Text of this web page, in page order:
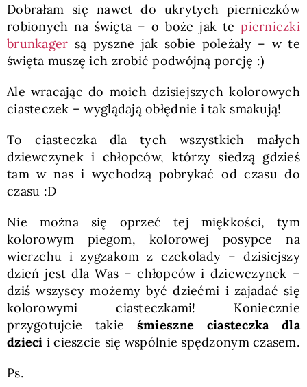
Dobrałam się nawet do ukrytych pierniczków
robionych na święta – o boże jak tepierniczki
brunkager są pyszne jak sobie poleżały – w te
święta muszę ich zrobić podwójną porcję :)
Ale wracając do moich dzisiejszych kolorowych
ciasteczek – wyglądają obłędnie i tak smakują!
To ciasteczka dla tych wszystkich małych
dziewczynek i chłopców, którzy siedzą gdzieś
tam w nas i wychodzą pobrykać od czasu do
czasu :D
Nie można się oprzeć tej miękkości, tym
kolorowym piegom, kolorowej posypce na
wierzchu i zygzakom z czekolady – dzisiejszy
dzień jest dla Was – chłopców i dziewczynek –
dziś wszyscy możemy być dziećmi i zajadać się
kolorowymi ciasteczkami! Koniecznie
przygotujcie takie śmieszne ciasteczka dla
dzieci i cieszcie się wspólnie spędzonym czasem.
Ps.